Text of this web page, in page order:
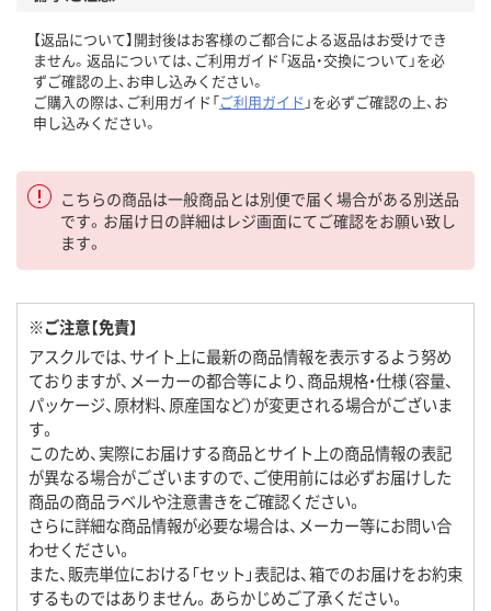
【返品について】開封後はお客様のご都合による返品はお受けでき
ません。返品については、ご利用ガイド「返品・交換について」を必
ずご確認の上、お申し込みください。
ご購入の際は、ご利用ガイド「ご利用ガイド 」を必ずご確認の上、お
申し込みください。
こちらの商品は一般商品とは別便で届く場合がある別送品
です。お届け日の詳細はレジ画面にてご確認をお願い致し
ます。
※ご注意【免責】
アスクルでは、サイト上に最新の商品情報を表示するよう努め
ておりますが、メーカーの都合等により、商品規格・仕様（容量、
パッケージ、原材料、原産国など）が変更される場合がございま
す。
このため、実際にお届けする商品とサイト上の商品情報の表記
が異なる場合がございますので、ご使用前には必ずお届けした
商品の商品ラベルや注意書きをご確認ください。
さらに詳細な商品情報が必要な場合は、メーカー等にお問い合
わせください。
また、販売単位における「セット」表記は、箱でのお届けをお約束
するものではありません。あらかじめご了承ください。